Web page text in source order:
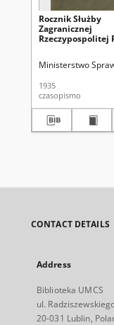
Rocznik Służby
Zagranicznej
Rzeczypospolitej
Ministerstwo
1935
czasopismo
CONTACT DETAILS
Address
Biblioteka UMCS
ul.
20-031 Lublin,